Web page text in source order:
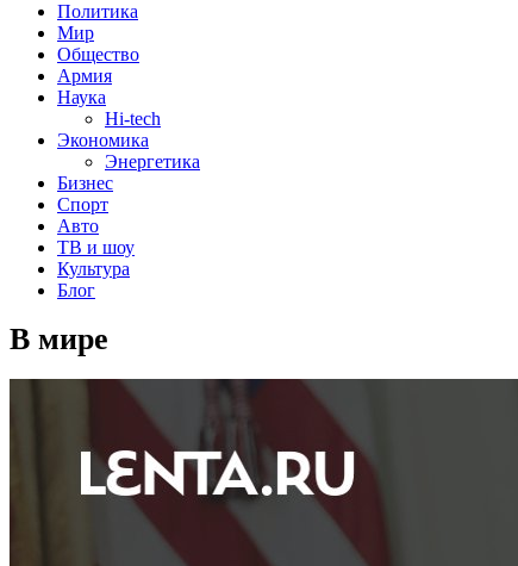
Политика
Мир
Общество
Армия
Наука
Hi-tech
Экономика
Энергетика
Бизнес
Спорт
Авто
ТВ и шоу
Культура
Блог
В мире